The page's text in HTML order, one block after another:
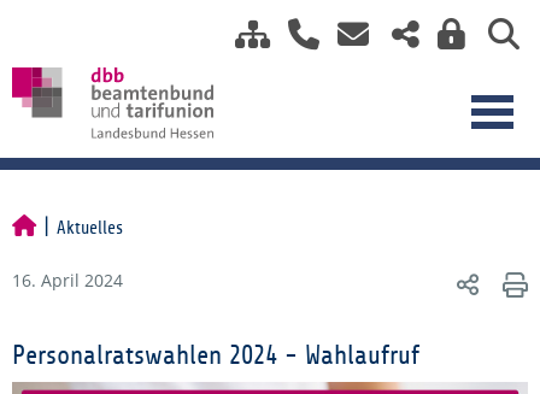
Aktuelles
16. April 2024
Personalratswahlen 2024 - Wahlaufruf